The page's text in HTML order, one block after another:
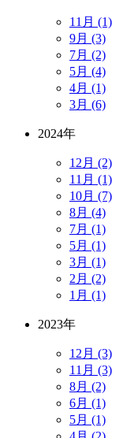
11月 (1)
9月 (3)
7月 (2)
5月 (4)
4月 (1)
3月 (6)
2024年
12月 (2)
11月 (1)
10月 (7)
8月 (4)
7月 (1)
5月 (1)
3月 (1)
2月 (2)
1月 (1)
2023年
12月 (3)
11月 (3)
8月 (2)
6月 (1)
5月 (1)